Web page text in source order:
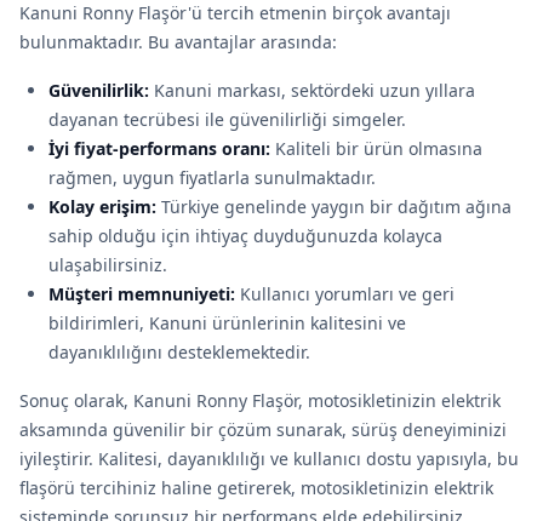
Kanuni Ronny Flaşör'ü tercih etmenin birçok avantajı
bulunmaktadır. Bu avantajlar arasında:
Güvenilirlik: Kanuni markası, sektördeki uzun yıllara
dayanan tecrübesi ile güvenilirliği simgeler.
İyi fiyat-performans oranı: Kaliteli bir ürün olmasına
rağmen, uygun fiyatlarla sunulmaktadır.
Kolay erişim: Türkiye genelinde yaygın bir dağıtım ağına
sahip olduğu için ihtiyaç duyduğunuzda kolayca
ulaşabilirsiniz.
Müşteri memnuniyeti: Kullanıcı yorumları ve geri
bildirimleri, Kanuni ürünlerinin kalitesini ve
dayanıklılığını desteklemektedir.
Sonuç olarak, Kanuni Ronny Flaşör, motosikletinizin elektrik
aksamında güvenilir bir çözüm sunarak, sürüş deneyiminizi
iyileştirir. Kalitesi, dayanıklılığı ve kullanıcı dostu yapısıyla, bu
flaşörü tercihiniz haline getirerek, motosikletinizin elektrik